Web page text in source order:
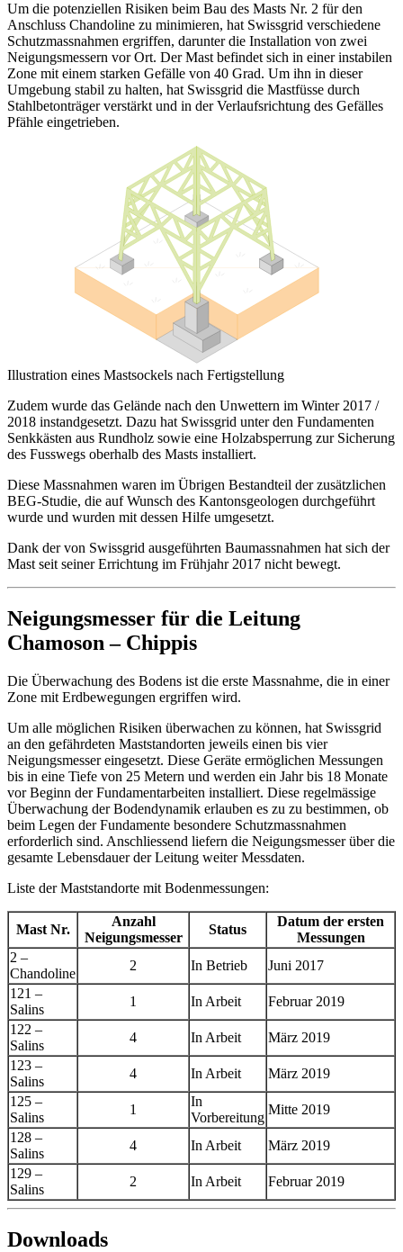
Um die potenziellen Risiken beim Bau des Masts Nr. 2 für den
Anschluss Chandoline zu minimieren, hat Swissgrid verschiedene
Schutzmassnahmen ergriffen, darunter die Installation von zwei
Neigungsmessern vor Ort. Der Mast befindet sich in einer instabilen
Zone mit einem starken Gefälle von 40 Grad. Um ihn in dieser
Umgebung stabil zu halten, hat Swissgrid die Mastfüsse durch
Stahlbetonträger verstärkt und in der Verlaufsrichtung des Gefälles
Pfähle eingetrieben.
Illustration eines Mastsockels nach Fertigstellung
Zudem wurde das Gelände nach den Unwettern im Winter 2017 /
2018 instandgesetzt. Dazu hat Swissgrid unter den Fundamenten
Senkkästen aus Rundholz sowie eine Holzabsperrung zur Sicherung
des Fusswegs oberhalb des Masts installiert.
Diese Massnahmen waren im Übrigen Bestandteil der zusätzlichen
BEG-Studie, die auf Wunsch des Kantonsgeologen durchgeführt
wurde und wurden mit dessen Hilfe umgesetzt.
Dank der von Swissgrid ausgeführten Baumassnahmen hat sich der
Mast seit seiner Errichtung im Frühjahr 2017 nicht bewegt.
Neigungsmesser für die Leitung
Chamoson – Chippis
Die Überwachung des Bodens ist die erste Massnahme, die in einer
Zone mit Erdbewegungen ergriffen wird.
Um alle möglichen Risiken überwachen zu können, hat Swissgrid
an den gefährdeten Maststandorten jeweils einen bis vier
Neigungsmesser eingesetzt. Diese Geräte ermöglichen Messungen
bis in eine Tiefe von 25 Metern und werden ein Jahr bis 18 Monate
vor Beginn der Fundamentarbeiten installiert. Diese regelmässige
Überwachung der Bodendynamik erlauben es zu zu bestimmen, ob
beim Legen der Fundamente besondere Schutzmassnahmen
erforderlich sind. Anschliessend liefern die Neigungsmesser über die
gesamte Lebensdauer der Leitung weiter Messdaten.
Liste der Maststandorte mit Bodenmessungen:
Mast Nr.
Anzahl
Neigungsmesser
Status
Datum der ersten
Messungen
2 –
Chandoline
2 In Betrieb
Juni 2017
121 –
Salins
1 In Arbeit
Februar 2019
122 –
Salins
4 In Arbeit
März 2019
123 –
Salins
4 In Arbeit
März 2019
125 –
Salins
1
In
Vorbereitung
Mitte 2019
128 –
Salins
4 In Arbeit
März 2019
129 –
Salins
2 In Arbeit Februar 2019
Downloads